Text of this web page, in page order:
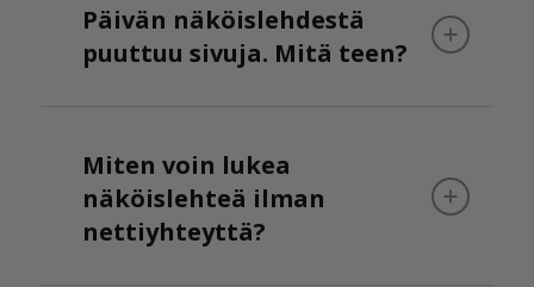
Päivän näköislehdestä
puuttuu sivuja. Mitä teen?
Miten voin lukea
näköislehteä ilman
nettiyhteyttä?